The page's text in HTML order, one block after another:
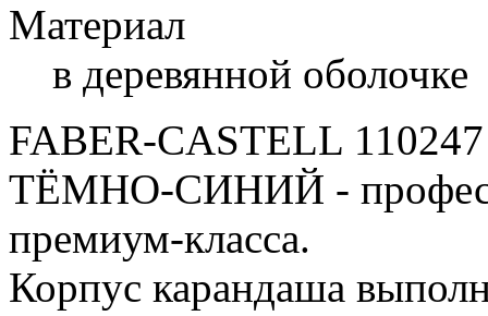
Материал
в деревянной оболочке
FABER-CASTELL
ТЁМНО-СИНИЙ -
премиум-класса.
Корпус карандаша